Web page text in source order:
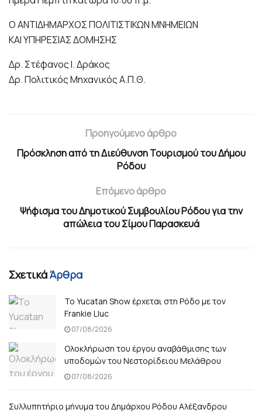
Ο ΑΝΤΙΔΗΜΑΡΧΟΣ ΠΟΛΙΤΙΣΤΙΚΩΝ ΜΝΗΜΕΙΩΝ
ΚΑΙ ΥΠΗΡΕΣΙΑΣ ΔΟΜΗΣΗΣ
Δρ. Στέφανος Ι. Δράκος
Δρ. Πολιτικός Μηχανικός Α.Π.Θ.
Προηγούμενο άρθρο
Πρόσκληση από τη Διεύθυνση Τουρισμού του Δήμου
Ρόδου
Επόμενο άρθρο
Ψήφισμα του Δημοτικού Συμβουλίου Ρόδου για την
απώλεια του Σίμου Παρασκευά
ΣχετικάΆρθρα
Το Yucatan Show έρχεται στη Ρόδο με τον
Frankie Lluc
07/08/2026
Ολοκλήρωση του έργου αναβάθμισης των
υποδομών του Νεστορίδειου Μελάθρου
07/08/2026
Συλλυπητήριο μήνυμα του Δημάρχου Ρόδου Αλέξανδρου